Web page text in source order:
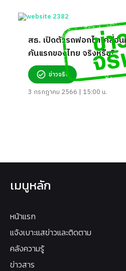
สธ. เปิดตัวรถฟอกไตเคลื่อ
คันแรกของไทย จริงหรือ?
ข่าวจริง
3 กรกฎาคม 2566 | 15:00 น.
เมนูหลัก
หน้าแรก
แจ้งเบาะแสข่าวและติดตาม
คลังความรู้
ข่าวสาร